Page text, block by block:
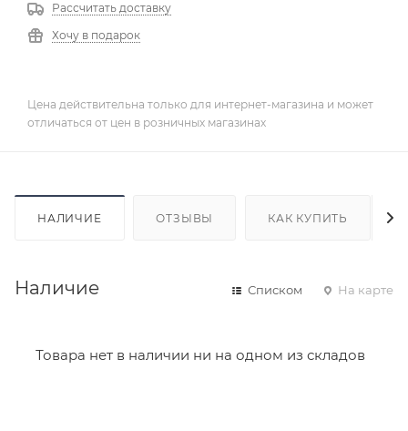
Рассчитать доставку
Хочу в подарок
Цена действительна только для интернет-магазина и может
отличаться от цен в розничных магазинах
НАЛИЧИЕ ОТЗЫВЫ КАК КУПИТЬ
Наличие Списком На карте
Товара нет в наличии ни на одном из складов